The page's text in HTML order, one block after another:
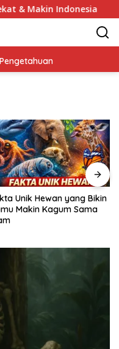
El Mencho:
Pengetahuan
Unik Dunia Sains
Bikin Kamu Bilang
Nih?”